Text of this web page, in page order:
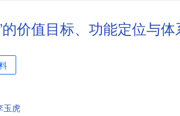
的价值目标、功能定位与
玉虎